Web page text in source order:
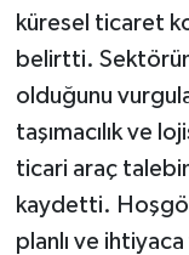
küresel ticaret
belirtti.
olduğunu
taşımacılık ve
ticari araç
kaydetti.
planlı ve ihtiyaca